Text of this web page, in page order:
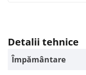
Detalii tehnice
Împământare